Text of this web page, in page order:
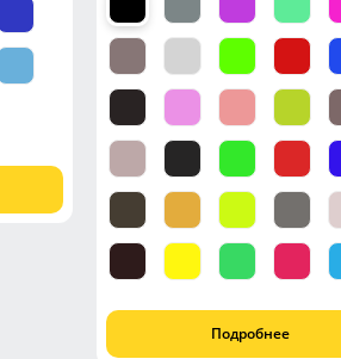
Подробнее